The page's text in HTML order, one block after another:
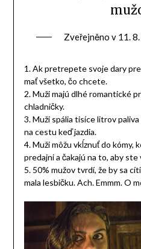
Zveřejněno v 11.
1. Ak pretrepete svoje dary
mať všetko, čo chcete.
2. Muži majú dlhé romantické
chladničky.
3. Muži spália tisíce litrov
na cestu keď jazdia.
4. Muži môžu vkĺznuť do kómy,
predajni a čakajú na to, aby ste
5. 50% mužov tvrdí, že by sa
mala lesbičku. Ach. Emmm. O